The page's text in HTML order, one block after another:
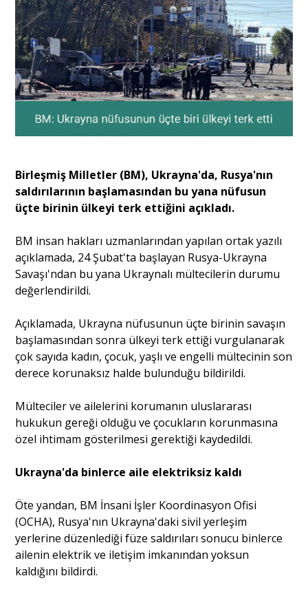
Kültür - Sanat
Ekonomi
Dünya
Söyleşi
Portre
Yazarlar
Eğitim
Dosya Haber
Ankara Analiz
Sağlık
Birleşmiş Milletler (BM), Ukrayna'da, Rusya'nın
saldırılarının başlamasından bu yana nüfusun
üçte birinin ülkeyi terk ettiğini açıkladı.
BM insan hakları uzmanlarından yapılan ortak yazılı
açıklamada, 24 Şubat'ta başlayan Rusya-Ukrayna
Savaşı'ndan bu yana Ukraynalı mültecilerin durumu
değerlendirildi.
Açıklamada, Ukrayna nüfusunun üçte birinin savaşın
başlamasından sonra ülkeyi terk ettiği vurgulanarak
çok sayıda kadın, çocuk, yaşlı ve engelli mültecinin son
derece korunaksız halde bulunduğu bildirildi.
Mülteciler ve ailelerini korumanın uluslararası
hukukun gereği olduğu ve çocukların korunmasına
özel ihtimam gösterilmesi gerektiği kaydedildi.
Ukrayna'da binlerce aile elektriksiz kaldı
Öte yandan, BM İnsani İşler Koordinasyon Ofisi
(OCHA), Rusya'nın Ukrayna'daki sivil yerleşim
yerlerine düzenlediği füze saldırıları sonucu binlerce
ailenin elektrik ve iletişim imkanından yoksun
kaldığını bildirdi.